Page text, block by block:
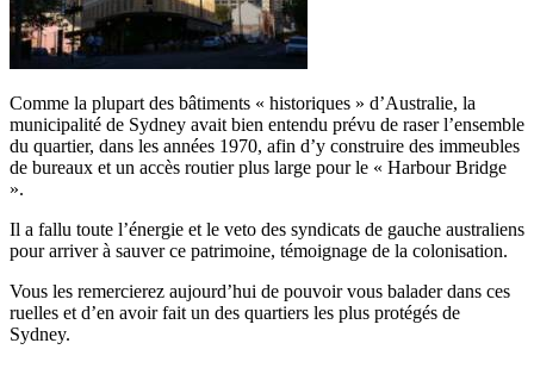
Comme la plupart des bâtiments « historiques » d’Australie, la
municipalité de Sydney avait bien entendu prévu de raser l’ensemble
du quartier, dans les années 1970, afin d’y construire des immeubles
de bureaux et un accès routier plus large pour le « Harbour Bridge
».
Il a fallu toute l’énergie et le veto des syndicats de gauche australiens
pour arriver à sauver ce patrimoine, témoignage de la colonisation.
Vous les remercierez aujourd’hui de pouvoir vous balader dans ces
ruelles et d’en avoir fait un des quartiers les plus protégés de
Sydney.